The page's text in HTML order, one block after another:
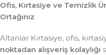
Ofis, Kırtasiye ve Temizlik
Ortağınız
Altanlar Kırtasiye, ofis,
noktadan alışveriş kolaylığı